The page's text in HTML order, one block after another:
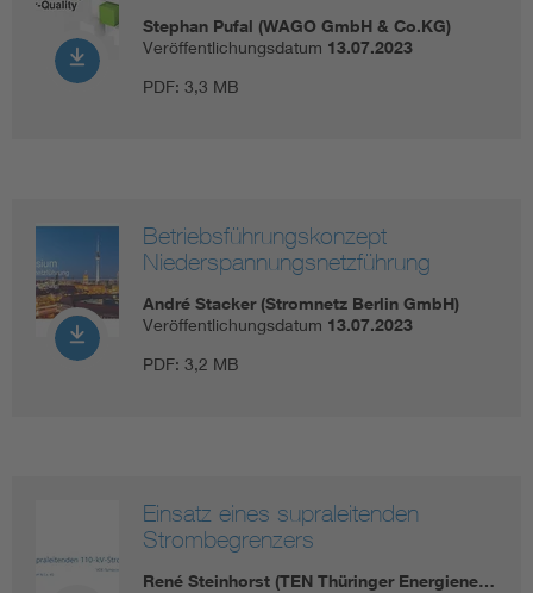
Stephan Pufal (WAGO GmbH & Co.KG)
Veröffentlichungsdatum 13.07.2023
PDF: 3,3 MB
Betriebsführungskonzept
Niederspannungsnetzführung
André Stacker (Stromnetz Berlin GmbH)
Veröffentlichungsdatum 13.07.2023
PDF: 3,2 MB
Einsatz eines supraleitenden
Strombegrenzers
René Steinhorst (TEN Thüringer Energiene…